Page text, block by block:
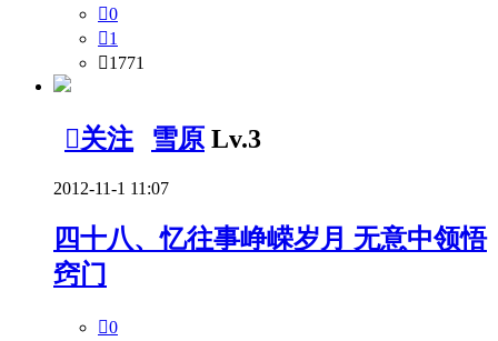
0
1
1771
关注 雪原 Lv.3
2012-11-1 11:07
四十八、忆往事峥嵘岁月 无意中领悟
窍门
0